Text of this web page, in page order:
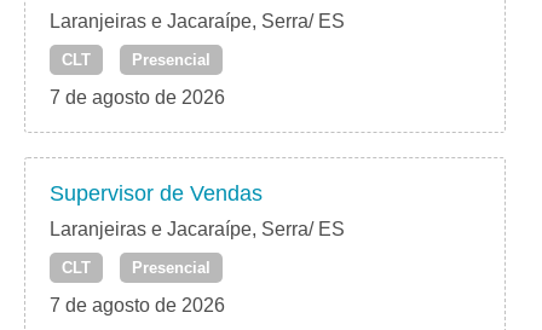
Laranjeiras e Jacaraípe, Serra/ ES
CLT Presencial
7 de agosto de 2026
Supervisor de Vendas
Laranjeiras e Jacaraípe, Serra/ ES
CLT Presencial
7 de agosto de 2026